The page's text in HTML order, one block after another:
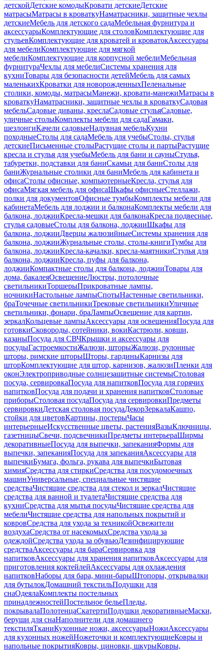
детскойДетские комодыКровати детскиеДетские
матрасыМатрасы в кроваткуНаматрасники, защитные чехлы
детскиеМебель для детского садаМебельная фурнитура и
аксессуарыКомплектующие для столовКомплектующие для
стульевКомплектующие для кроватей и кроватокАксессуары
для мебелиКомплектующие для мягкой
мебелиКомплектующие для корпусной мебелиМебельная
фурнитураЧехлы для мебелиСистемы хранения для
кухниТовары для безопасности детейМебель для самых
маленькихКроватки для новорожденныхПеленальные
столики, комоды, матрасыМанежи, кровати-манежиМатрасы в
кроваткуНаматрасники, защитные чехлы в кроваткуСадовая
мебельСадовые диваны, креслаСадовые стульяСадовые,
уличные столыКомплекты мебели для садаГамаки,
шезлонгиКачели садовыеНадувная мебельКухни
походныеСтолы для садаМебель для учебыСтолы, стулья
детскиеПисьменные столыРастущие столы и партыРастущие
кресла и стулья для учебыМебель для бани и сауныСтулья,
табуретки, подставки для баниСкамьи для баниСтолы для
баниЖурнальные столики для баниМебель для кабинета и
офисаСтолы офисные, компьютерныеКресла, стулья для
офисаМягкая мебель для офисаШкафы офисныеСтеллажи,
полки для документовОфисные тумбыКомплекты мебели для
кабинетаМебель для лоджии и балконаКомплекты мебели для
балкона, лоджииКресла-мешки для балконаКресла подвесные,
стулья садовыеСтолы для балкона, лоджииШкафы для
балкона, лоджииДверцы жалюзийныеСистемы хранения для
балкона, лоджииЖурнальные столы, столы-книгиТумбы для
балкона, лоджииКресла-качалки, кресла-маятникиСтулья для
балкона, лоджииКресла, пуфы для балкона,
лоджииКомпактные столы для балкона, лоджииТовары для
дома, бакалеяОсвещениеЛюстры, потолочные
светильникиТоршерыПрикроватные лампы,
ночникиНастольные лампыСпотыНастенные светильники,
браТочечные светильникиТрековые светильникиУличные
светильники, фонари, браЛампыОсвещение для картин,
зеркалКольцевые лампыАксессуары для освещенияПосуда для
готовкиСковороды, сотейники, вокиКастрюли, ковши,
казаныПосуда для СВЧКрышки и аксессуары для
посудыГастроемкостиЖалюзи, шторыЖалюзи, рулонные
шторы, римские шторыШторы, гардиныКарнизы для
шторКомплектующие для штор, карнизов, жалюзиПленки для
оконЭлектроприводные солнцезащитные системыСтоловая
посуда, сервировкаПосуда для напитковПосуда для горячих
напитковПосуда для подачи и хранения напитковСтоловые
приборыСтоловая посудаПосуда для сервировкиПредметы
сервировкиДетская столовая посудаДекорЗеркалаКашпо,
стойки для цветовКартины, постерыЧасы
интерьерныеИскусственные цветы, растенияВазыКлючницы,
газетницыСвечи, подсвечникиПредметы интерьераШирмы
декоративныеПосуда для выпечки, запеканияФормы для
выпечки, запеканияПосуда для запеканияАксессуары для
выпечкиБумага, фольга, рукава для выпечкиБытовая
химияСредства для стиркиСредства для посудомоечных
машинУниверсальные, специальные чистящие
средстваЧистящие средства для стекол и зеркалЧистящие
средства для ванной и туалетаЧистящие средства для
кухниСредства для мытья посудыЧистящие средства для
мебелиЧистящие средства для напольных покрытий и
ковровСредства для ухода за техникойОсвежители
воздухаСредства от насекомыхСредства ухода за
одеждойСредства ухода за обувьюДезинфицирующие
средстваАксессуары для бараСервировка для
напитковАксессуары для хранения напитковАксессуары для
приготовления коктейлейАксессуары для охлаждения
напитковНаборы для бара, мини-барыШтопоры, открывалки
для бутылокДомашний текстильПодушки для
снаОдеялаКомплекты постельных
принадлежностейПостельное бельеПледы,
покрывалаПолотенцаСкатертиПодушки декоративныеМаски,
беруши для снаНаполнители для домашнего
текстиляТканиКухонные ножи, аксессуарыНожиАксессуары
для кухонных ножейНожеточки и комплектующиеКовры и
напольные покрытияКовры, циновки, шкурыКовры,